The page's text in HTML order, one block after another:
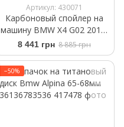
Артикул: 430071
Карбоновый спойлер на
машину BMW X4 G02 2018-
PRO Style
8 441 грн 8 885 грн
−50%